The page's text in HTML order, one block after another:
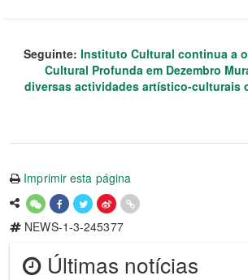
Seguinte: Instituto Cultural continua a
Cultural Profunda em Dezembro
diversas actividades artístico-culturais
Imprimir esta página
NEWS-1-3-245377
Últimas notícias